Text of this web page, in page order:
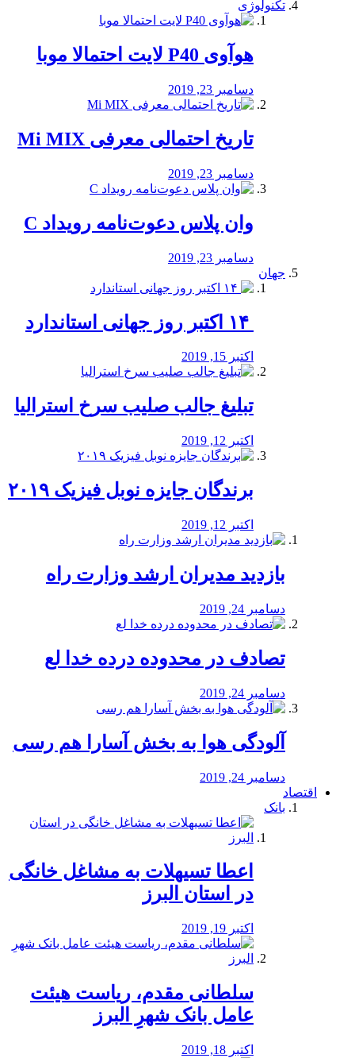
تکنولوژی
هوآوی P40 لایت احتمالا موبا
دسامبر 23, 2019
تاریخ احتمالی معرفی Mi MIX
دسامبر 23, 2019
وان پلاس دعوت‌نامه رویداد C
دسامبر 23, 2019
جهان
اکتبر 15, 2019
تبلیغ جالب صلیب سرخ استرالیا
اکتبر 12, 2019
برندگان جایزه نوبل فیزیک ۲۰۱۹
اکتبر 12, 2019
بازدید مدیران ارشد وزارت راه
دسامبر 24, 2019
تصادف در محدوده درده خدا لع
دسامبر 24, 2019
آلودگی هوا به بخش آسارا هم رسی
دسامبر 24, 2019
اقتصاد
بانک
️اعطا تسیهلات به مشاغل خانگی
در استان البرز
اکتبر 19, 2019
سلطانی مقدم، ریاست هیئت
عامل بانک شهرِ البرز
اکتبر 18, 2019